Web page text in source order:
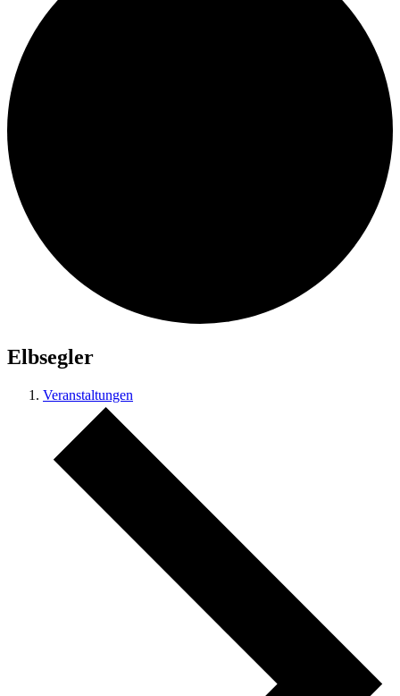
Elbsegler
Veranstaltungen